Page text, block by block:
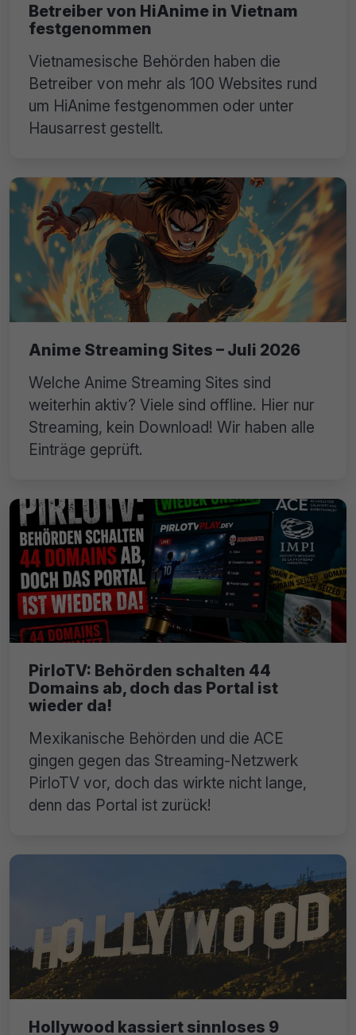
Betreiber von HiAnime in Vietnam
festgenommen
Vietnamesische Behörden haben die
Betreiber von mehr als 100 Websites rund
um HiAnime festgenommen oder unter
Hausarrest gestellt.
Anime Streaming Sites – Juli 2026
Welche Anime Streaming Sites sind
weiterhin aktiv? Viele sind offline. Hier nur
Streaming, kein Download! Wir haben alle
Einträge geprüft.
PirloTV: Behörden schalten 44
Domains ab, doch das Portal ist
wieder da!
Mexikanische Behörden und die ACE
gingen gegen das Streaming-Netzwerk
PirloTV vor, doch das wirkte nicht lange,
denn das Portal ist zurück!
Hollywood kassiert sinnloses 9